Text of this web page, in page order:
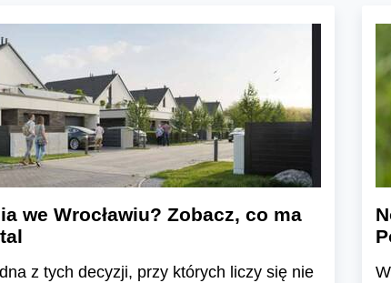
we Wrocławiu? Zobacz, co ma
z tych decyzji, przy których liczy się nie